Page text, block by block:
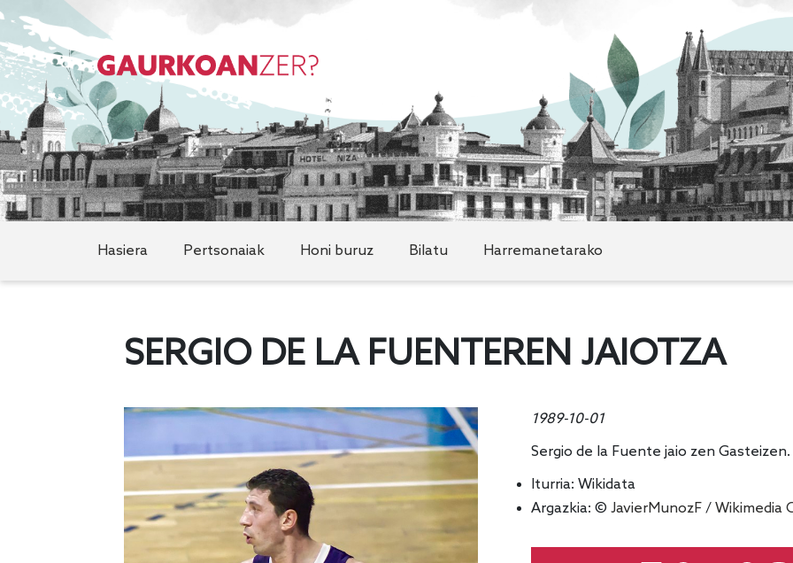
Hasiera Pertsonaiak Honi buruz Bilatu Harremanetarako
SERGIO DE LA FUENTEREN JAIOTZA
1989-10-01
Sergio de la Fuente jaio zen Gasteizen.
Iturria: Wikidata
Argazkia: © JavierMunozF/ Wikimedia